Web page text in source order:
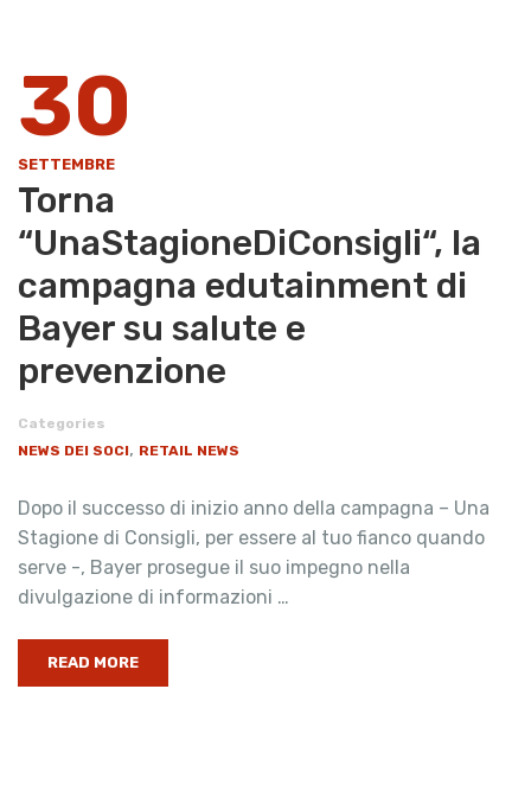
30
SETTEMBRE
Torna
“UnaStagioneDiConsigli“, la
campagna edutainment di
Bayer su salute e
prevenzione
Categories
NEWS DEI SOCI, RETAIL NEWS
Dopo il successo di inizio anno della campagna – Una
Stagione di Consigli, per essere al tuo fianco quando
serve -, Bayer prosegue il suo impegno nella
divulgazione di informazioni …
READ MORE